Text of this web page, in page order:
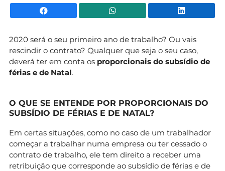
Facebook WhatsApp
2020 será o seu primeiro ano de trabalho? Ou vais
rescindir o contrato? Qualquer que seja o seu caso,
deverá ter em conta os proporcionais do subsídio de
férias e de Natal.
O QUE SE ENTENDE POR PROPORCIONAIS DO
SUBSÍDIO DE FÉRIAS E DE NATAL?
Em certas situações, como no caso de um trabalhador
começar a trabalhar numa empresa ou ter cessado o
contrato de trabalho, ele tem direito a receber uma
retribuição que corresponde ao subsídio de férias e de